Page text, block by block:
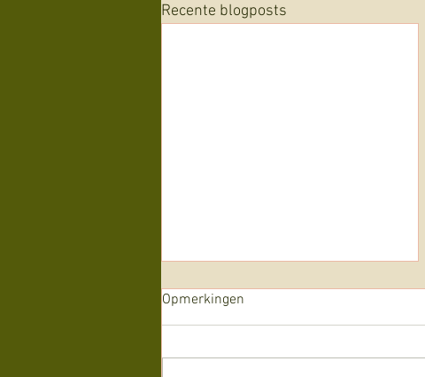
Recente blogposts
Opmerkingen